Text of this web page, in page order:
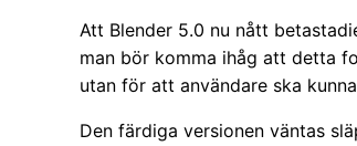
Att Blender 5.0 nu nått
man bör komma ihåg att detta
utan för att användare ska
Den färdiga versionen väntas